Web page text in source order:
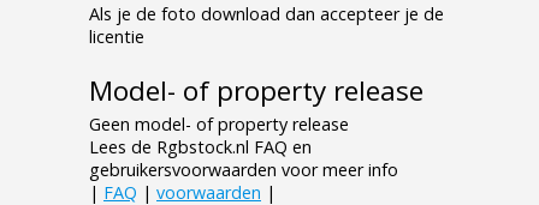
Als je de foto download dan accepteer je de
licentie
Model- of property release
Geen model- of property release
Lees de Rgbstock.nl FAQ en
gebruikersvoorwaarden voor meer info
| FAQ | voorwaarden |